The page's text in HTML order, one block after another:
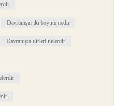
Davranışın iki boyutu nedir
Davranışın türleri nelerdir